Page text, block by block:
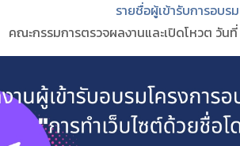
รายชื่อผู้เข้ารับการอบรม
คณะกรรมการตรวจผลงานและเปิดโหวต วัน